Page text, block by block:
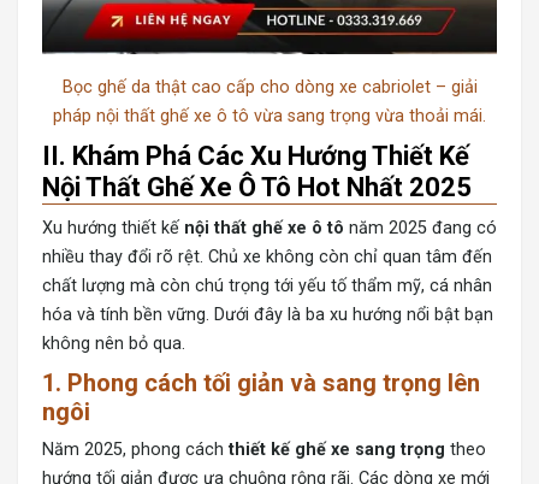
Bọc ghế da thật cao cấp cho dòng xe cabriolet – giải
pháp nội thất ghế xe ô tô vừa sang trọng vừa thoải mái.
II. Khám Phá Các Xu Hướng Thiết Kế
Nội Thất Ghế Xe Ô Tô Hot Nhất 2025
Xu hướng thiết kế nội thất ghế xe ô tô năm 2025 đang có
nhiều thay đổi rõ rệt. Chủ xe không còn chỉ quan tâm đến
chất lượng mà còn chú trọng tới yếu tố thẩm mỹ, cá nhân
hóa và tính bền vững. Dưới đây là ba xu hướng nổi bật bạn
không nên bỏ qua.
1. Phong cách tối giản và sang trọng lên
ngôi
Năm 2025, phong cáchthiết kế ghế xe sang trọng theo
hướng tối giản được ưa chuộng rộng rãi. Các dòng xe mới